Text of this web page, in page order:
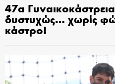
47α
δυστυχώς… χωρίς
κάστρο!